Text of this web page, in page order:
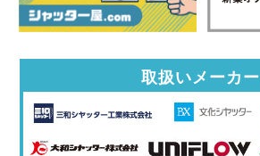
取扱いメーカー